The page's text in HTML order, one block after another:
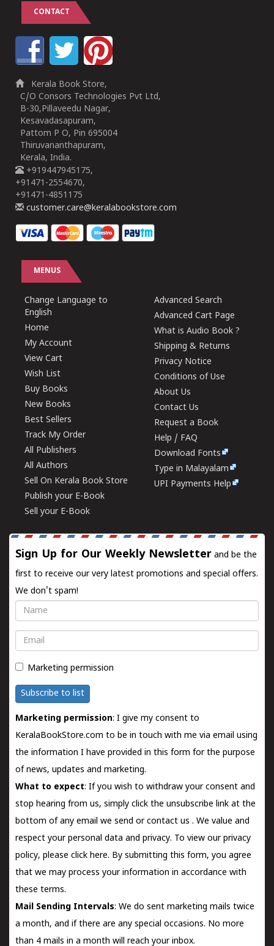
CONTACT
Kerala Book Store,
C/O Consors Technologies Pvt Ltd,
B-30,Pillaveedu Nagar,
Kesavadasapuram,
Pattom P O, Pin 695004
Thiruvananthapuram,
Kerala, India.
+919447945175,
+91471-2554670,
+91471-4851175
customer.care@keralabookstore.com
MENUS
Change Language to
English
Home
My Account
View Cart
Wish List
Buy Books
New Books
Best Sellers
Track My Order
All Publishers
All Authors
Sell On Kerala Book Store
Publish your E-Book
Sell your E-Book
Advanced Search
Advanced Cart Page
What is Audio Book ?
Shipping & Returns
Privacy Notice
Conditions of Use
About Us
Contact Us
Request a Book
Help / FAQ
Download Fonts
Type in Malayalam
UPI Payments Help
Sign Up for Our Weekly Newsletter and be the
first to receive our very latest promotions and special offers.
We don't spam!
Name
Email
Marketing permission
Subscribe to list
Marketing permission: I give my consent to
KeralaBookStore.com to be in touch with me via email using
the information I have provided in this form for the purpose
of news, updates and marketing.
What to expect: If you wish to withdraw your consent and
stop hearing from us, simply click the unsubscribe link at the
bottom of any email we send orcontact us . We value and
respect your personal data and privacy. To view our privacy
policy, please click here. By submitting this form, you agree
that we may process your information in accordance with
these terms.
Mail Sending Intervals: We do sent marketing mails twice
a month, and if there are any special occasions. No more
than 4 mails in a month will reach your inbox.